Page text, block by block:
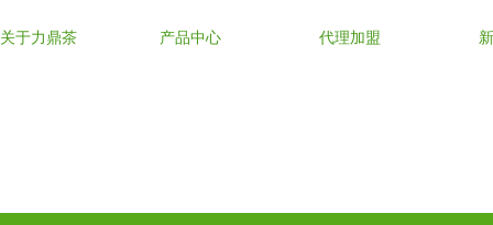
关于力鼎茶 产品中心 代理加盟